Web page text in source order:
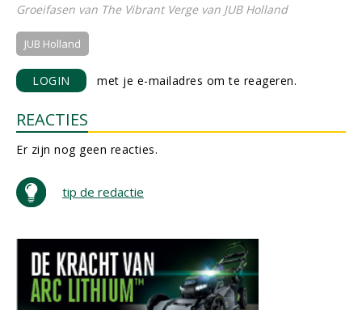
Groeifasen van The Vibrant Verge van JUB Holland
JUB Holland
LOGIN met je e-mailadres om te reageren.
REACTIES
Er zijn nog geen reacties.
tip de redactie